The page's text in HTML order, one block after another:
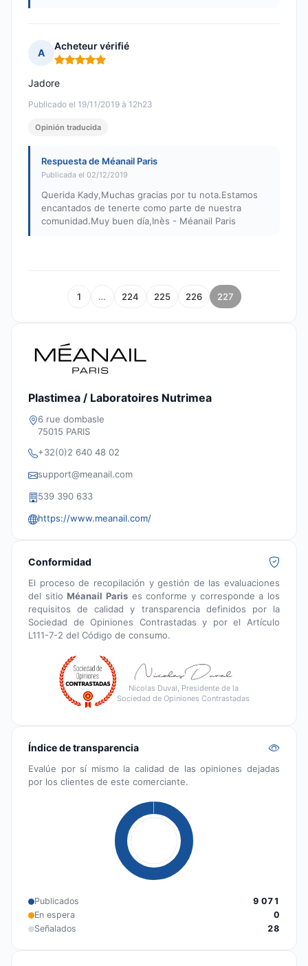
A
Acheteur vérifié
Nota: 5 de 5
Publicado el 19/11/2019 à 12h23
Jadore
Opinión traducida
Respuesta de Méanail Paris
Publicada el 02/12/2019
Querida Kady,Muchas gracias por tu nota.Estamos
encantados de tenerte como parte de nuestra
comunidad.Muy buen día,Inès - Méanail Paris
1 … 224 225 226 227
Plastimea / Laboratoires Nutrimea
6 rue dombasle
75015 PARIS
+32(0)2 640 48 02
support@meanail.com
539 390 633
https://www.meanail.com/
Conformidad
El proceso de recopilación y gestión de las evaluaciones
del sitioMéanail Paris es conforme y corresponde a los
requisitos de calidad y transparencia definidos por la
Sociedad de Opiniones Contrastadas y por el Artículo
L111-7-2 del Código de consumo.
Nicolas Duval, Presidente de la
Sociedad de Opiniones Contrastadas
Índice de transparencia
Evalúe por sí mismo la calidad de las opiniones dejadas
por los clientes de este comerciante.
Publicados
9 071
En espera
0
Señalados
28